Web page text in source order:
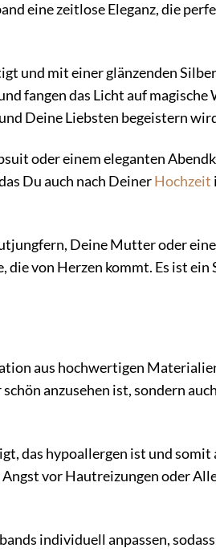
eine zeitlose Eleganz, die
und mit einer glänzenden
fangen das Licht auf magische
Deine Liebsten begeistern
oder einem eleganten
Du auch nach DeinerHochzeit
Deine Mutter oder eine
die von Herzen kommt. Es ist ein
aus hochwertigen
anzusehen ist, sondern
das hypoallergen ist und somit
Angst vor Hautreizungen oder
individuell anpassen, sodass